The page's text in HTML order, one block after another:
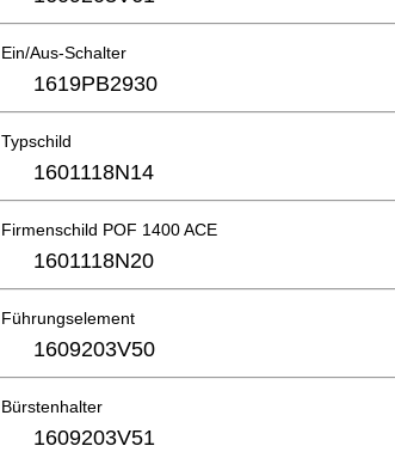
Ein/Aus-Schalter
1619PB2930
Typschild
1601118N14
Firmenschild POF 1400 ACE
1601118N20
Führungselement
1609203V50
Bürstenhalter
1609203V51